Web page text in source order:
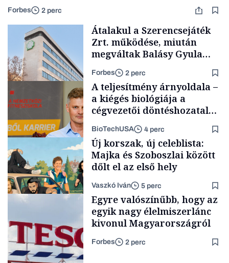
Forbes 2 perc
Társadalom
Átalakul a Szerencsejáték
Zrt. működése, miután
megváltak Balásy Gyula
cégétől
Forbes 2 perc
Content Lab HUB
A teljesítmény árnyoldala –
a kiégés biológiája a
cégvezetői döntéshozatal
BioTechUSA 4 perc
Lista
Új korszak, új celeblista:
Majka és Szoboszlai között
dőlt el az első hely
Vaszkó Iván 5 perc
Egyre valószínűbb, hogy az
egyik nagy élelmiszerlánc
kivonul Magyarországról
Forbes 2 perc